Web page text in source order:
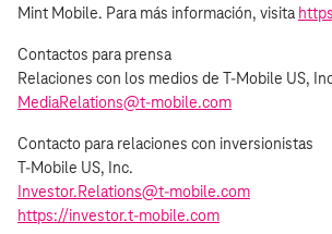
Mint Mobile. Para más información, visita
Contactos para prensa
Relaciones con los medios de T‑Mobile US,
MediaRelations@t‑mobile.com
Contacto para relaciones con inversionistas
T‑Mobile US, Inc.
Investor.Relations@t‑mobile.com
https://investor.t‑mobile.com